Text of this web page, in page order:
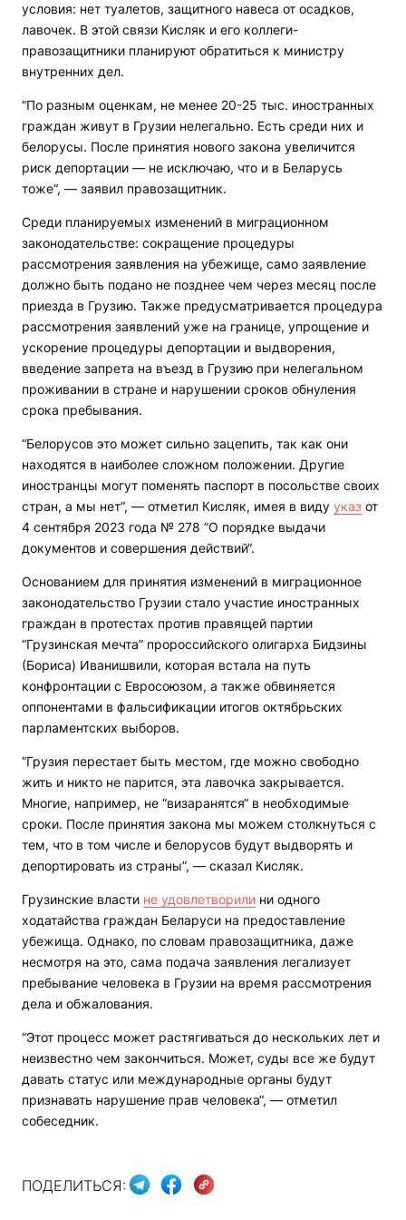
условия: нет туалетов, защитного навеса от осадков,
лавочек. В этой связи Кисляк и его коллеги-
правозащитники планируют обратиться к министру
внутренних дел.
“По разным оценкам, не менее 20-25 тыс. иностранных
граждан живут в Грузии нелегально. Есть среди них и
белорусы. После принятия нового закона увеличится
риск депортации — не исключаю, что и в Беларусь
тоже“, — заявил правозащитник.
Среди планируемых изменений в миграционном
законодательстве: сокращение процедуры
рассмотрения заявления на убежище, само заявление
должно быть подано не позднее чем через месяц после
приезда в Грузию. Также предусматривается процедура
рассмотрения заявлений уже на границе, упрощение и
ускорение процедуры депортации и выдворения,
введение запрета на въезд в Грузию при нелегальном
проживании в стране и нарушении сроков обнуления
срока пребывания.
“Белорусов это может сильно зацепить, так как они
находятся в наиболее сложном положении. Другие
иностранцы могут поменять паспорт в посольстве своих
стран, а мы нет“, — отметил Кисляк, имея в виду указ от
4 сентября 2023 года № 278 ”О порядке выдачи
документов и совершения действий“.
Основанием для принятия изменений в миграционное
законодательство Грузии стало участие иностранных
граждан в протестах против правящей партии
“Грузинская мечта” пророссийского олигарха Бидзины
(Бориса) Иванишвили, которая встала на путь
конфронтации с Евросоюзом, а также обвиняется
оппонентами в фальсификации итогов октябрьских
парламентских выборов.
“Грузия перестает быть местом, где можно свободно
жить и никто не парится, эта лавочка закрывается.
Многие, например, не “визаранятся“ в необходимые
сроки. После принятия закона мы можем столкнуться с
тем, что в том числе и белорусов будут выдворять и
депортировать из страны”, — сказал Кисляк.
Грузинские власти не удовлетворили ни одного
ходатайства граждан Беларуси на предоставление
убежища. Однако, по словам правозащитника, даже
несмотря на это, сама подача заявления легализует
пребывание человека в Грузии на время рассмотрения
дела и обжалования.
“Этот процесс может растягиваться до нескольких лет и
неизвестно чем закончиться. Может, суды все же будут
давать статус или международные органы будут
признавать нарушение прав человека“, — отметил
собеседник.
ПОДЕЛИТЬСЯ: